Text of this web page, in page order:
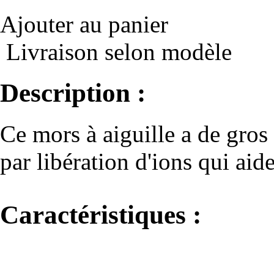
Ajouter au panier
Livraison selon modèle
Description :
Ce mors à aiguille a de
par libération d'ions qui
Caractéristiques :